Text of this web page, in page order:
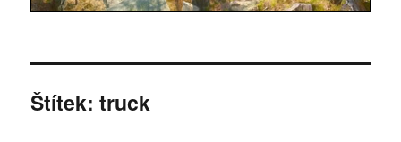
Štítek: truck